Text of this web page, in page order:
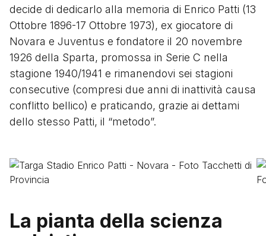
decide di dedicarlo alla memoria di Enrico Patti (13
Ottobre 1896-17 Ottobre 1973), ex giocatore di
Novara e Juventus e fondatore il 20 novembre
1926 della Sparta, promossa in Serie C nella
stagione 1940/1941 e rimanendovi sei stagioni
consecutive (compresi due anni di inattività causa
conflitto bellico) e praticando, grazie ai dettami
dello stesso Patti, il “metodo”.
Image
La pianta della scienza